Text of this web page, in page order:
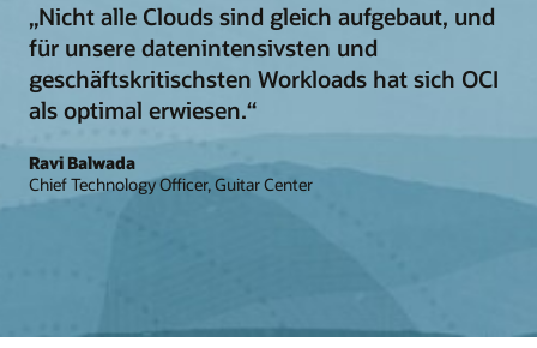
„Nicht alle Clouds sind gleich aufgebaut, und
für unsere datenintensivsten und
geschäftskritischsten Workloads hat sich OCI
als optimal erwiesen.“
Ravi Balwada
Chief Technology Officer, Guitar Center